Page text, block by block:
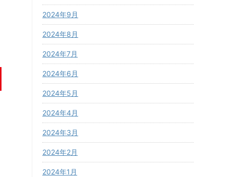
2024年9月
2024年8月
2024年7月
2024年6月
2024年5月
2024年4月
2024年3月
2024年2月
2024年1月